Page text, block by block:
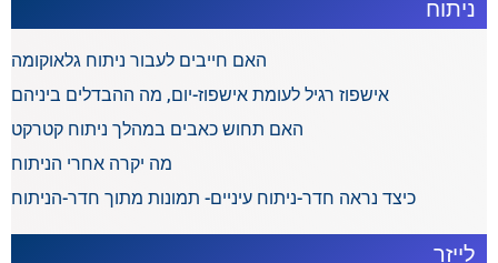
ניתוח
האם חייבים לעבור ניתוח גלאוקומה
אישפוז רגיל לעומת אישפוז-יום, מה ההבדלים ביניהם
האם תחוש כאבים במהלך ניתוח קטרקט
מה יקרה אחרי הניתוח
כיצד נראה חדר-ניתוח עיניים- תמונות מתוך חדר-הניתוח
לייזר